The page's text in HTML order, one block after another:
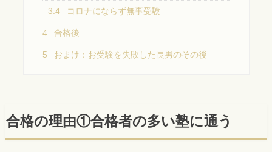
3.4 コロナにならず無事受験
4 合格後
5 おまけ：お受験を失敗した長男のその後
合格の理由①合格者の多い塾に通う